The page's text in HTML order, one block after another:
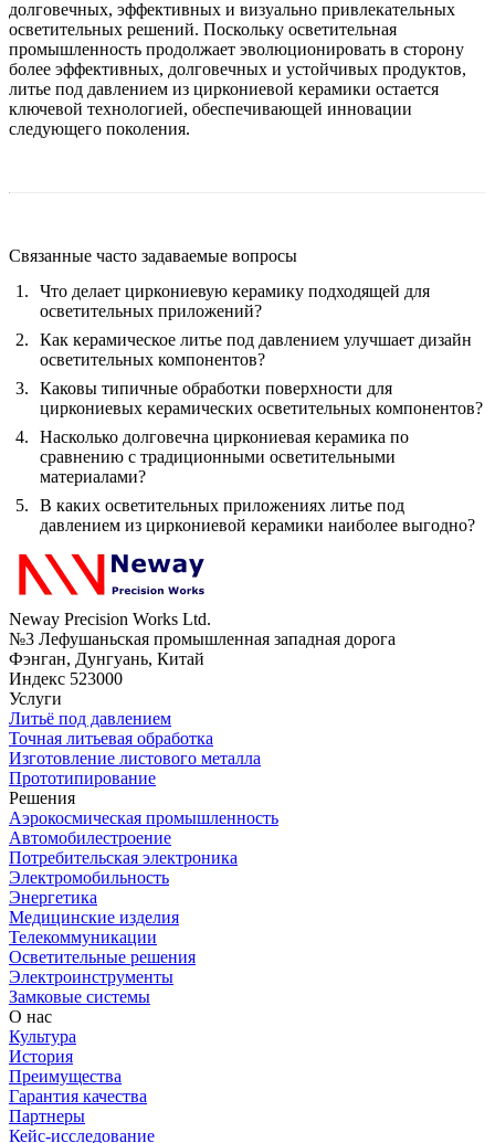
долговечных, эффективных и визуально привлекательных
осветительных решений. Поскольку осветительная
промышленность продолжает эволюционировать в сторону
более эффективных, долговечных и устойчивых продуктов,
литье под давлением из циркониевой керамики остается
ключевой технологией, обеспечивающей инновации
следующего поколения.
Связанные часто задаваемые вопросы
Что делает циркониевую керамику подходящей для
осветительных приложений?
Как керамическое литье под давлением улучшает дизайн
осветительных компонентов?
Каковы типичные обработки поверхности для
циркониевых керамических осветительных компонентов?
Насколько долговечна циркониевая керамика по
сравнению с традиционными осветительными
материалами?
В каких осветительных приложениях литье под
давлением из циркониевой керамики наиболее выгодно?
Neway Precision Works Ltd.
№3 Лефушаньская промышленная западная дорога
Фэнган, Дунгуань, Китай
Индекс 523000
Услуги
Литьё под давлением
Точная литьевая обработка
Изготовление листового металла
Прототипирование
Решения
Аэрокосмическая промышленность
Автомобилестроение
Потребительская электроника
Электромобильность
Энергетика
Медицинские изделия
Телекоммуникации
Осветительные решения
Электроинструменты
Замковые системы
О нас
Культура
История
Преимущества
Гарантия качества
Партнеры
Кейс-исследование